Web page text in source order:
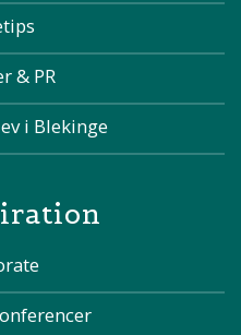
& PR
i Blekinge